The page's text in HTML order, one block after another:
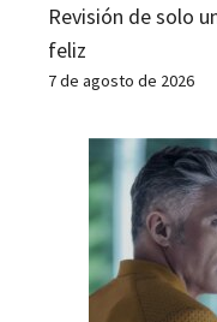
Revisión de solo
feliz
7 de agosto de 2026